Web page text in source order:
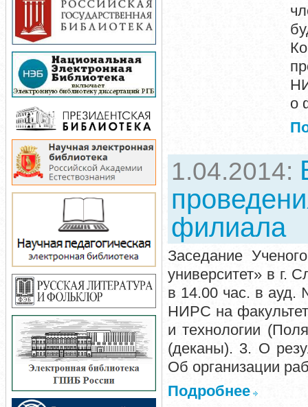
о
1.04.2014:
филиала
Заседание
университет» в г.
в 14.00 час. в ауд.
НИРС на
и технологии
(деканы). 3. О
Об организации
Подробнее